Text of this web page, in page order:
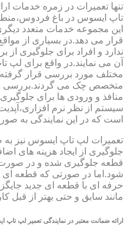
تنها تعمیرات در زمره خدمات
تاپ ایسوس در باغ
این مجموعه خدمات متعدد
قرار می دهد.در بسیاری از
ندارد و افراد برای جلوگیری
آن می نمایند.در واقع برای
مختلف مورد بررسی قرار
متخصص چک می گردند.بررسی
منافذ و ورودی ها برای
سیستم از نظر نرم
است که در این نمایندگی
تعمیرات لپ تاپ ایسوس نیز
جلوگیری از ایجاد هزینه های
قطعه جلوگیری شده و در صورت
شود.اما در صورتی که قطعه ای
حرفه ای با قطعه ای جدید
مانند سابق و حتی بهتر از قبل
ارائه ضمانت معتبر در نمایندگی تعمیر لپ